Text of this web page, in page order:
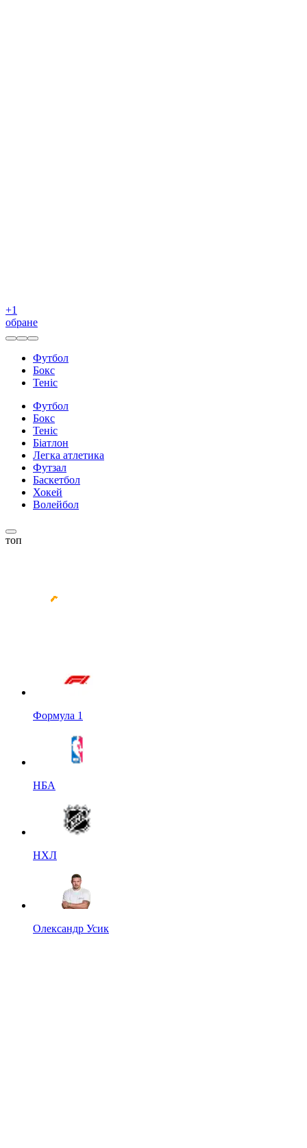
+1
обране
Футбол
Бокс
Теніс
Футбол
Бокс
Теніс
Біатлон
Легка атлетика
Футзал
Баскетбол
Хокей
Волейбол
топ
Формула 1
НБА
НХЛ
Олександр Усик